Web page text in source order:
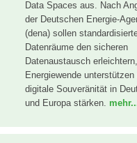
Data Spaces aus. Nach
der Deutschen Energie-
(dena) sollen
Datenräume den sicheren
Datenaustausch
Energiewende unterstützen
digitale Souveränität in
und Europa stärken.